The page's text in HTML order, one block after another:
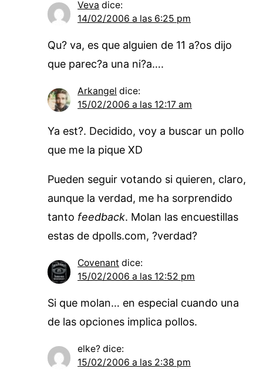
Veva dice:
14/02/2006 a las 6:25 pm
Qu? va, es que alguien de 11 a?os dijo
que parec?a una ni?a….
Arkangel dice:
15/02/2006 a las 12:17 am
Ya est?. Decidido, voy a buscar un pollo
que me la pique XD
Pueden seguir votando si quieren, claro,
aunque la verdad, me ha sorprendido
tanto feedback. Molan las encuestillas
estas de dpolls.com, ?verdad?
Covenant dice:
15/02/2006 a las 12:52 pm
Si que molan… en especial cuando una
de las opciones implica pollos.
elke? dice:
15/02/2006 a las 2:38 pm